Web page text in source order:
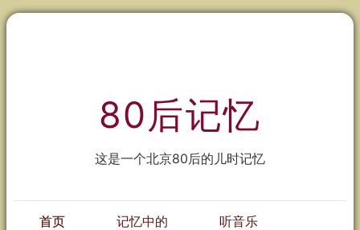
80后记忆
这是一个北京80后的儿时记忆
首页 记忆中的 听音乐